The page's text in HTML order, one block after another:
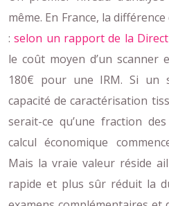
même. En France, la
:selon un rapport de la
le coût moyen d’un scanner
180€ pour une IRM. Si un
capacité de caractérisation
serait-ce qu’une fraction
calcul économique
Mais la vraie valeur réside
rapide et plus sûr réduit la